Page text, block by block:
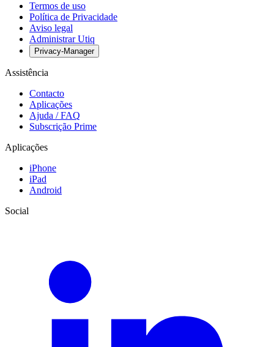
Termos de uso
Política de Privacidade
Aviso legal
Administrar Utiq
Privacy-Manager
Assistência
Contacto
Aplicações
Ajuda / FAQ
Subscrição Prime
Aplicações
iPhone
iPad
Android
Social